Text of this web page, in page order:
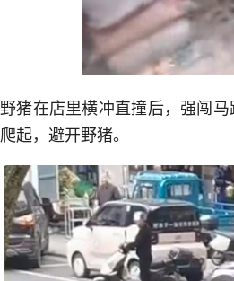
野猪在店里横冲直撞后，强闯
爬起，避开野猪。